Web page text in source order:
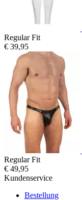
Regular Fit
€ 39,95
Regular Fit
€ 49,95
Kundenservice
Bestellung